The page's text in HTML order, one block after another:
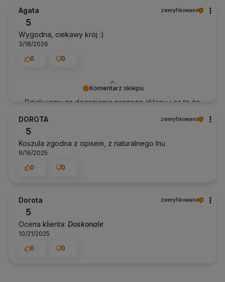
priorytetem, więc tym bardziej cieszymy się, że
spełniliśmy Twoje oczekiwania.
Komentarz sklepu
Dziękujemy za docenienie naszego sklepu i za to że
Agata zweryfikowano
5
Wygodna, ciekawy krój :)
3/18/2026
0
0
DOROTA zweryfikowano
5
Koszula zgodna z opisem, z naturalnego lnu
9/16/2025
0
0
Dorota zweryfikowano
5
Ocena klienta: Doskonale
10/21/2025
0
0